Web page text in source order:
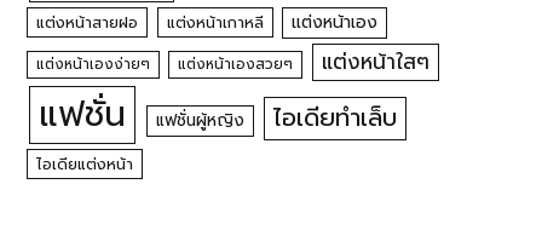
แต่งหน้าสายฝอ แต่งหน้าเกาหลี แต่งหน้าเอง
แต่งหน้าเองง่ายๆ แต่งหน้าเองสวยๆ แต่งหน้าใสๆ
แฟชั่น แฟชั่นผู้หญิง ไอเดียทำเล็บ
ไอเดียแต่งหน้า